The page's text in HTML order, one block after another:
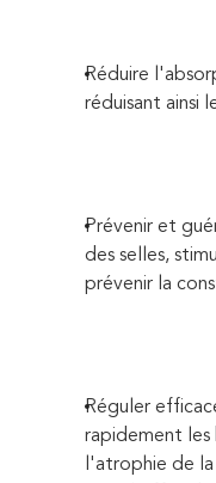
Réduire
réduisant ainsi
Prévenir et
des selles,
prévenir la
Réguler
rapidement les
l'atrophie de